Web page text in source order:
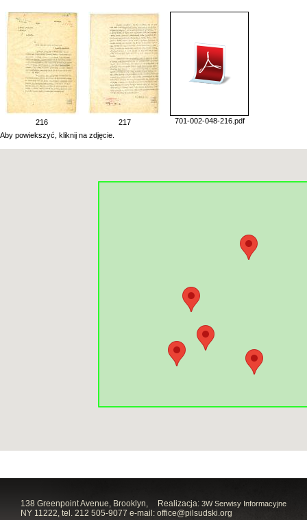
216 217
701-002-048-216.pdf
Aby powiekszyć, kliknij na zdjęcie.
Realizacja: 3W Serwisy Informacyjne
138 Greenpoint Avenue, Brooklyn,
NY 11222, tel. 212 505-9077 e-mail: office@pilsudski.org